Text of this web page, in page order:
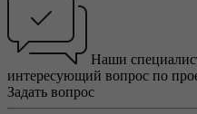
Наши
интересующий вопрос по
Задать вопрос